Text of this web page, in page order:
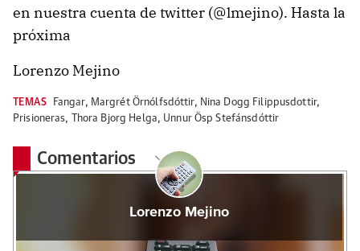
en nuestra cuenta de twitter (@lmejino). Hasta la
próxima
Lorenzo Mejino
TEMAS Fangar, Mar­grét Örn­ólfs­dótt­ir, Nina Dogg Filippusdottir,
Prisioneras, Thora Bjorg Helga, Unn­ur Ösp Stef­áns­dótt­ir
Comentarios
Lorenzo Mejino